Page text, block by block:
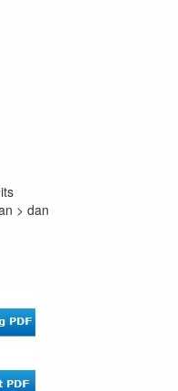
> dan